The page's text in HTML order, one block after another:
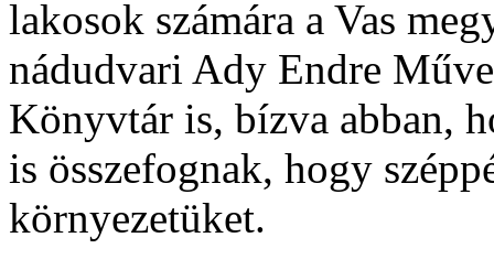
lakosok számára a Vas
nádudvari Ady Endre
Könyvtár is, bízva abban,
is összefognak, hogy
környezetüket.